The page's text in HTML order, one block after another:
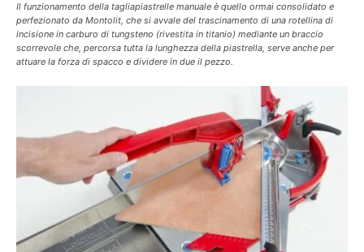
Il funzionamento della tagliapiastrelle manuale è quello ormai consolidato e
perfezionato da Montolit, che si avvale del trascinamento di una rotellina di
incisione in carburo di tungsteno (rivestita in titanio) mediante un braccio
scorrevole che, percorsa tutta la lunghezza della piastrella, serve anche per
attuare la forza di spacco e dividere in due il pezzo.